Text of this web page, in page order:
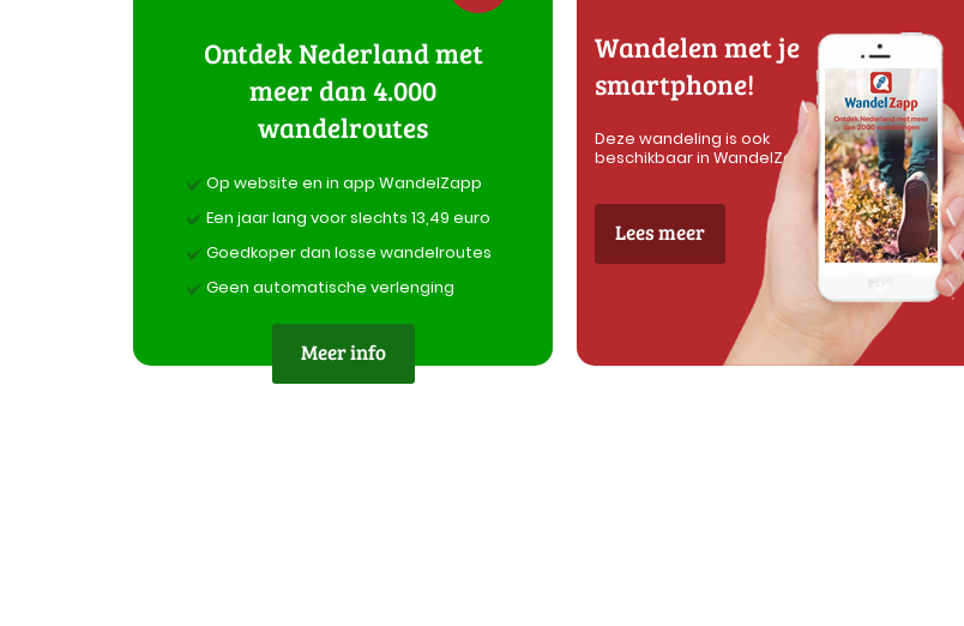
Ontdek Nederland met
meer dan 4.000
wandelroutes
Op website en in app WandelZapp
Een jaar lang voor slechts 13,49 euro
Goedkoper dan losse wandelroutes
Geen automatische verlenging
Meer info
Wandelen met je
smartphone!
Deze wandeling is ook
beschikbaar in WandelZapp
Lees meer